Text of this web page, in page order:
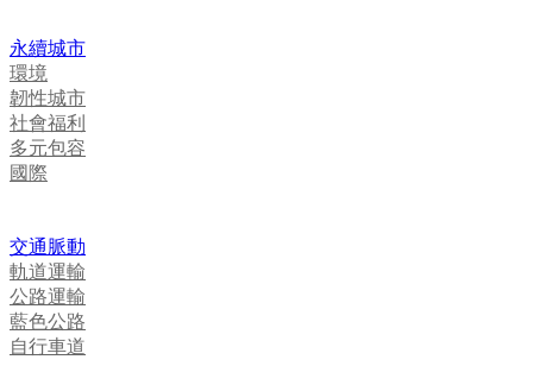
永續城市
環境
韌性城市
社會福利
多元包容
國際
交通脈動
軌道運輸
公路運輸
藍色公路
自行車道